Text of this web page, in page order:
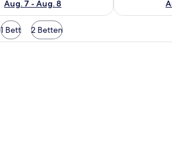
Aug. 7 - Aug. 8
1 Bett 2 Betten